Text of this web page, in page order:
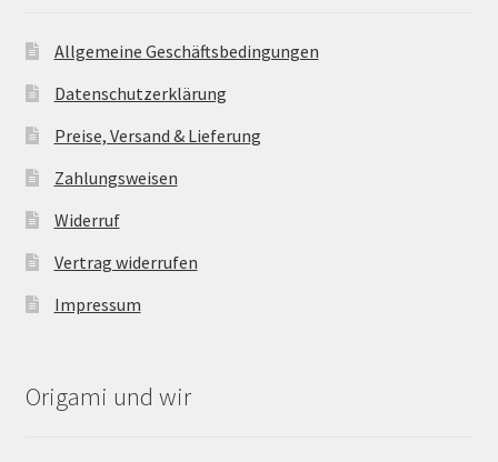
Allgemeine Geschäftsbedingungen
Datenschutzerklärung
Preise, Versand & Lieferung
Zahlungsweisen
Widerruf
Vertrag widerrufen
Impressum
Origami und wir